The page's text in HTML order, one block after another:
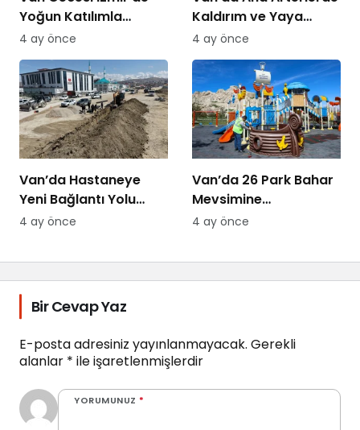
Yoğun Katılımla
Düzenlendi
4 ay önce
Kaldırım ve Yaya
Yolları Yenileniyor
4 ay önce
Van’da Hastaneye
Yeni Bağlantı Yolu
Yapılıyor
4 ay önce
Van’da 26 Park Bahar
Mevsimine
Hazırlanıyor
4 ay önce
Bir Cevap Yaz
E-posta adresiniz yayınlanmayacak. Gerekli
alanlar * ile işaretlenmişlerdir
YORUMUNUZ *